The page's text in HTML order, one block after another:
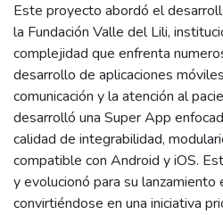
Este proyecto abordó el
la Fundación Valle del Lili,
complejidad que enfrenta
desarrollo de aplicaciones
comunicación y la atención al
desarrolló una Super App
calidad de integrabilidad,
compatible con Android y iOS.
y evolucionó para su
convirtiéndose en una iniciativa